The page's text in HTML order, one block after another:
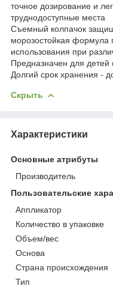
точное дозирование и
труднодоступные места
Съемный колпачок
морозостойкая формула
использования при
Предназначен для детей
Долгий срок хранения -
Скрыть
Характеристики
Основные атрибуты
Производитель
Пользовательские
Аппликатор
Количество в упаковке
Объем/вес
Основа
Страна происхождения
Тип